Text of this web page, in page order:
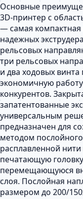
Основные
3D-принтер с
— самая компактная
надежных
рельсовых
три рельсовых
и два ходовых
экономичную
конкурентов.
запатентованные
универсальным
предназначен для
методом
расплавленной
печатающую
перемещающуюся
слоя. Послойная
размером до 200/